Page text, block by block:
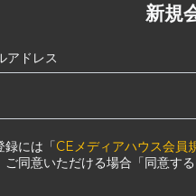
新規
アドレス
録には「CEメディアハウス会員
ご同意いただける場合「同意す